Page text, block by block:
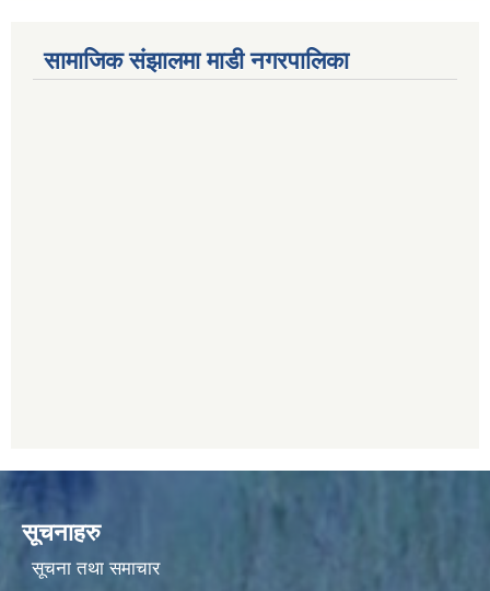
सामाजिक संझालमा माडी नगरपालिका
सूचनाहरु
सूचना तथा समाचार